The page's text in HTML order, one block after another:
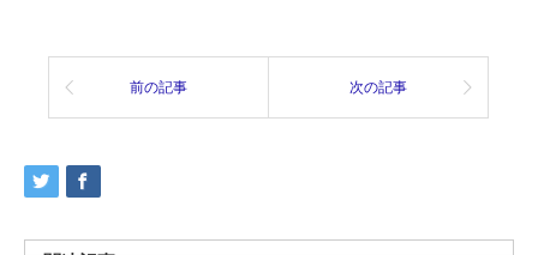
前の記事 次の記事